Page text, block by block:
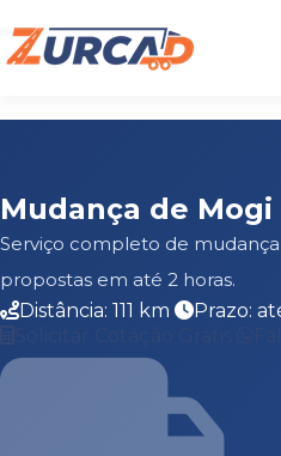
Mudança de
Serviço completo de
propostas em até 2 horas.
Distância: 111 km
Prazo: